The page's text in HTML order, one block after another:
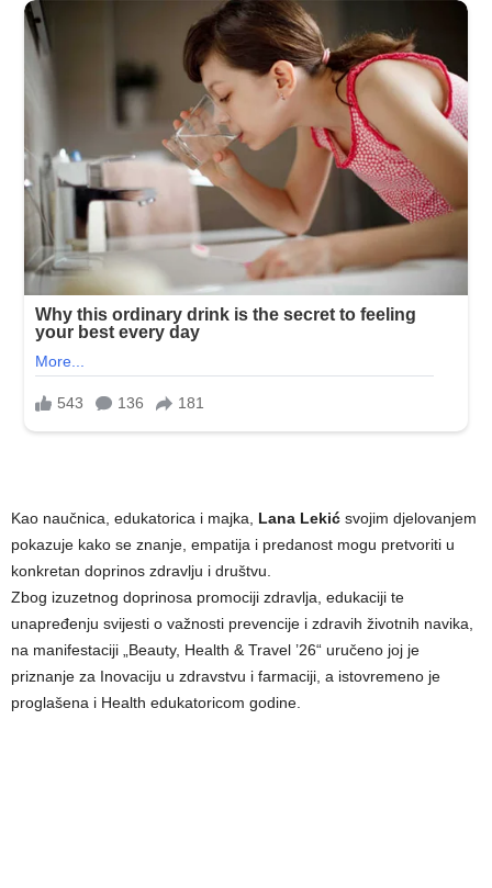
Kao naučnica, edukatorica i majka, Lana Lekić svojim djelovanjem
pokazuje kako se znanje, empatija i predanost mogu pretvoriti u
konkretan doprinos zdravlju i društvu.
Zbog izuzetnog doprinosa promociji zdravlja, edukaciji te
unapređenju svijesti o važnosti prevencije i zdravih životnih navika,
na manifestaciji „Beauty, Health & Travel ’26“ uručeno joj je
priznanje za Inovaciju u zdravstvu i farmaciji, a istovremeno je
proglašena i Health edukatoricom godine.